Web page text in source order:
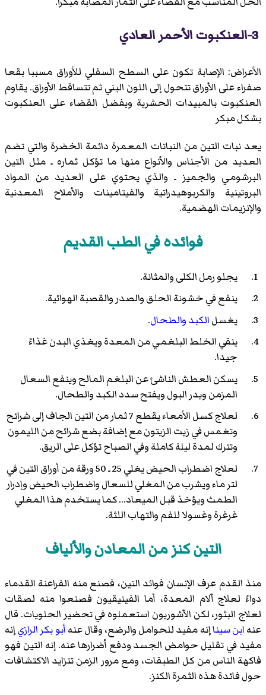
3-العنكبوت الأحمر العادي
الأعراض: الإصابة تكون على السطح السفلي للأوراق مسببا بقعا
صفراء على الأوراق تتحول إلى اللون البني ثم تتساقط الأوراق. يقاوم
العنكبوت بالمبيدات الحشرية ويفضل القضاء على العنكبوت
بشكل مبكر
يعد نبات التين من النباتات المعمرة دائمة الخضرة والتي تضم
العديد من الأجناس والأنواع منها ما تؤكل ثماره ـ مثل التين
البرشومي والجميز ـ والذي يحتوي على العديد من المواد
البروتينية والكربوهيدراتية والفيتامينات والأملاح المعدنية
والإنزيمات الهضمية.
فوائده في الطب القديم
يجلو رمل الكلى والمثانة.
ينفع في خشونة الحلق والصدر والقصبة الهوائية.
يغسلالكبدوالطحال.
ينقي الخلط البلغمي من المعدة ويغذي البدن غذاءً
جيدا.
يسكن العطش الناشئ عن البلغم المالح وينفع السعال
المزمن ويدر البول ويفتح سدد الكبد والطحال.
لعلاج كسل الأمعاء يقطع 7 ثمار من التين الجاف إلى شرائح
وتغمس في زيت الزيتون مع إضافة بضع شرائح من الليمون
وتترك لمدة ليلة كاملة وفي الصباح تؤكل على الريق.
لعلاج اضطراب الحيض يغلي 25 ـ 50 ورقة من أوراق التين في
لتر ماء ويشرب من المغلي للسعال واضطراب الحيض وإدرار
الطمث ويؤخذ قبل الميعاد... كما يستخدم هذا المغلي
غرغرة وغسولا للفم والتهاب اللثة.
التين كنز من المعادن والألياف
منذ القدم عرف الإنسان فوائد التين، فصنع منه الفراعنة القدماء
دواءً لعلاج آلام المعدة، أما الفينيقيون فصنعوا منه لصقات
لعلاج البثور، لكن الآشوريون استعملوه في تحضير الحلويات. قال
عنهابن سيناإنه مفيد للحوامل والرضع، وقال عنهأبو بكر الرازيإنه
مفيد في تقليل حوامض الجسد ودفع أضرارها عنه. إنه التين فهو
فاكهة الناس من كل الطبقات، ومع مرور الزمن تتزايد الاكتشافات
حول فائدة هذه الثمرة الكنز.